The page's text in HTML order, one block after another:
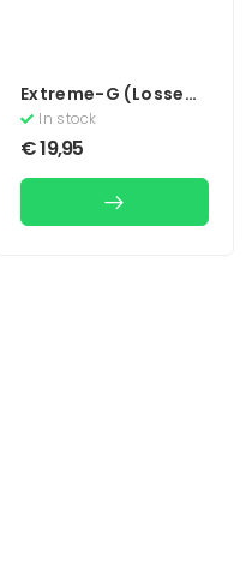
Extreme-G (Losse
Cassette)
In stock
€19,95